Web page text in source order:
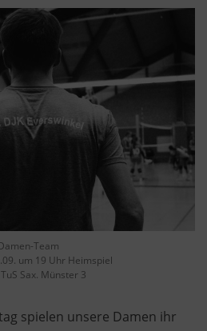
Team
um 19 Uhr Heimspiel
Sax. Münster 3
spielen unsere Damen ihr